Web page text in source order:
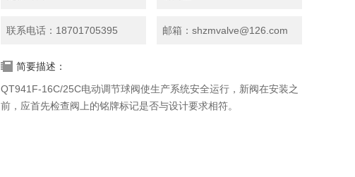
联系电话：18701705395 邮箱：shzmvalve@126.com
简要描述：
QT941F-16C/25C电动调节球阀使生产系统安全运行，新阀在安装之
前，应首先检查阀上的铭牌标记是否与设计要求相符。